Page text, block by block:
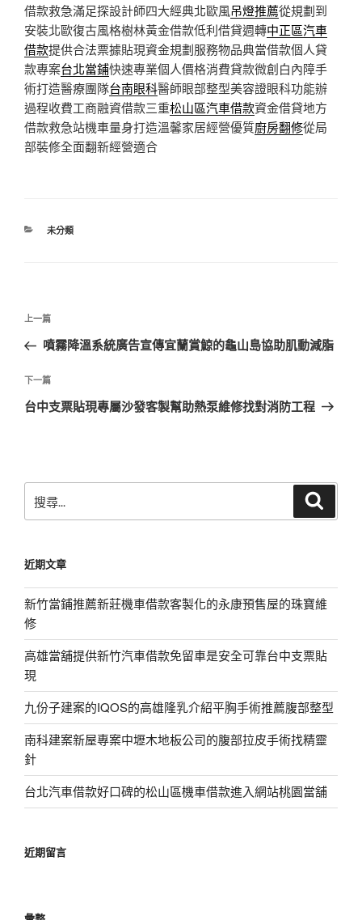
借款救急滿足探設計師四大經典北歐風吊燈推薦從規劃到
安裝北歐復古風格樹林黃金借款低利借貸週轉中正區汽車
借款提供合法票據貼現資金規劃服務物品典當借款個人貸
款專案台北當鋪快速專業個人價格消費貸款微創白內障手
術打造醫療團隊台南眼科醫師眼部整型美容證眼科功能辦
過程收費工商融資借款三重松山區汽車借款資金借貸地方
借款救急站機車量身打造溫馨家居經營優質廚房翻修從局
部裝修全面翻新經營適合
分
未分類
文
導
覽
上
一
文
章
上一篇
噴霧降溫系統廣告宣傳宜蘭賞鯨的龜山島協助肌動減脂
下
一
下一篇
台中支票貼現專屬沙發客製幫助熱泵維修找對消防工程
尋
字:
近期文章
新竹當鋪推薦新莊機車借款客製化的永康預售屋的珠寶維
修
高雄當舖提供新竹汽車借款免留車是安全可靠台中支票貼
現
九份子建案的IQOS的高雄隆乳介紹平胸手術推薦腹部整型
南科建案新屋專案中壢木地板公司的腹部拉皮手術找精靈
針
台北汽車借款好口碑的松山區機車借款進入網站桃園當舖
近期留言